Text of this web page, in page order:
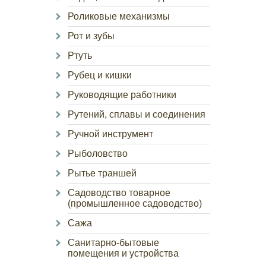
Роликовые механизмы
Рот и зубы
Ртуть
Рубец и кишки
Руководящие работники
Рутений, сплавы и соединения
Ручной инструмент
Рыболовство
Рытье траншей
Садоводство товарное
(промышленное садоводство)
Сажа
Санитарно-бытовые
помещения и устройства